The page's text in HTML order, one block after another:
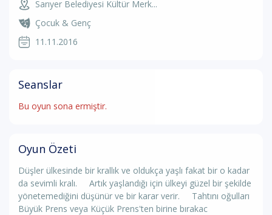
Sarıyer Belediyesi Kültür Merk...
Çocuk & Genç
11.11.2016
Seanslar
Bu oyun sona ermiştir.
Oyun Özeti
Düşler ülkesinde bir krallık ve oldukça yaşlı fakat bir o kadar
da sevimli kralı. Artık yaşlandığı için ülkeyi güzel bir şekilde
yönetemediğini düşünür ve bir karar verir. Tahtını oğulları
Büyük Prens veya Küçük Prens'ten birine bırakac